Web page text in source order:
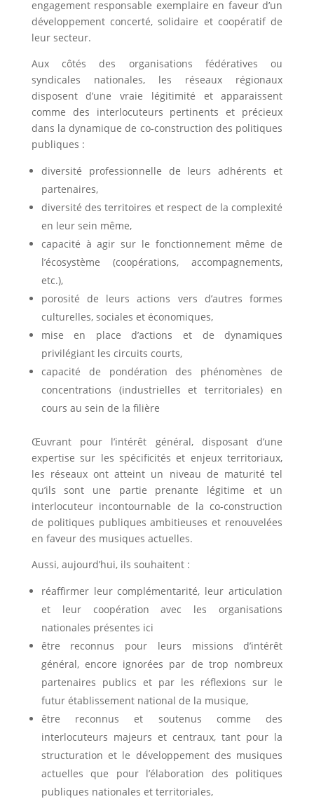
engagement responsable exemplaire en faveur d’un
développement concerté, solidaire et coopératif de
leur secteur.
Aux côtés des organisations fédératives ou
syndicales nationales, les réseaux régionaux
disposent d’une vraie légitimité et apparaissent
comme des interlocuteurs pertinents et précieux
dans la dynamique de co-construction des politiques
publiques :
diversité professionnelle de leurs adhérents et
partenaires,
diversité des territoires et respect de la complexité
en leur sein même,
capacité à agir sur le fonctionnement même de
l’écosystème (coopérations, accompagnements,
etc.),
porosité de leurs actions vers d’autres formes
culturelles, sociales et économiques,
mise en place d’actions et de dynamiques
privilégiant les circuits courts,
capacité de pondération des phénomènes de
concentrations (industrielles et territoriales) en
cours au sein de la filière
Œuvrant pour l’intérêt général, disposant d’une
expertise sur les spécificités et enjeux territoriaux,
les réseaux ont atteint un niveau de maturité tel
qu’ils sont une partie prenante légitime et un
interlocuteur incontournable de la co-construction
de politiques publiques ambitieuses et renouvelées
en faveur des musiques actuelles.
Aussi, aujourd’hui, ils souhaitent :
réaffirmer leur complémentarité, leur articulation
et leur coopération avec les organisations
nationales présentes ici
être reconnus pour leurs missions d’intérêt
général, encore ignorées par de trop nombreux
partenaires publics et par les réflexions sur le
futur établissement national de la musique,
être reconnus et soutenus comme des
interlocuteurs majeurs et centraux, tant pour la
structuration et le développement des musiques
actuelles que pour l’élaboration des politiques
publiques nationales et territoriales,